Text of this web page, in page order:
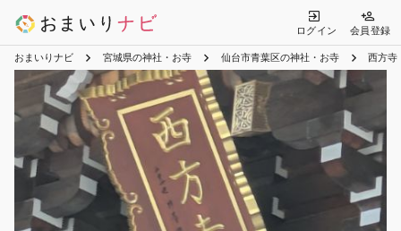
ログイン 会員登録
おまいりナビ 宮城県の神社・お寺 仙台市青葉区の神社・お寺 西方寺